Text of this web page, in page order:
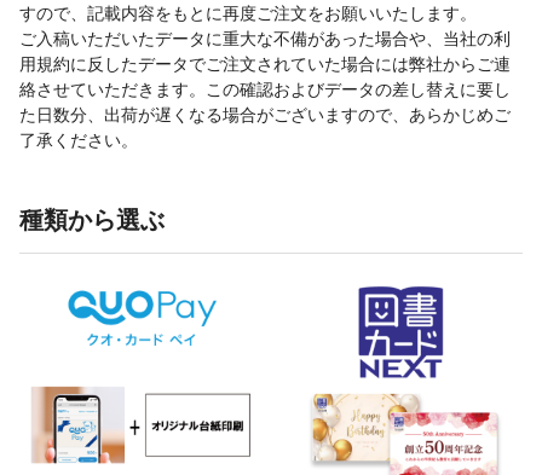
すので、記載内容をもとに再度ご注文をお願いいたします。
ご入稿いただいたデータに重大な不備があった場合や、当社の利
用規約に反したデータでご注文されていた場合には弊社からご連
絡させていただきます。この確認およびデータの差し替えに要し
た日数分、出荷が遅くなる場合がございますので、あらかじめご
了承ください。
種類から選ぶ